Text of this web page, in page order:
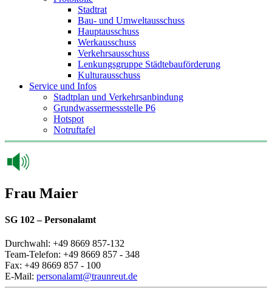
Stadtrat
Bau- und Umweltausschuss
Hauptausschuss
Werkausschuss
Verkehrsausschuss
Lenkungsgruppe Städtebauförderung
Kulturausschuss
Service und Infos
Stadtplan und Verkehrsanbindung
Grundwassermessstelle P6
Hotspot
Notruftafel
Frau Maier
SG 102 – Personalamt
Durchwahl: +49 8669 857-132
Team-Telefon: +49 8669 857 - 348
Fax: +49 8669 857 - 100
E-Mail: personalamt@traunreut.de